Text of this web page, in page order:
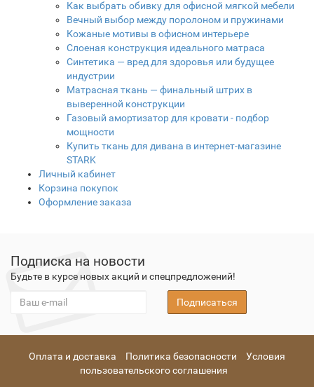
Как выбрать обивку для офисной мягкой мебели
Вечный выбор между поролоном и пружинами
Кожаные мотивы в офисном интерьере
Слоеная конструкция идеального матраса
Синтетика — вред для здоровья или будущее
индустрии
Матрасная ткань — финальный штрих в
выверенной конструкции
Газовый амортизатор для кровати - подбор
мощности
Купить ткань для дивана в интернет-магазине
STARK
Личный кабинет
Корзина покупок
Оформление заказа
Подписка на новости
Будьте в курсе новых акций и спецпредложений!
Подписаться
Оплата и доставка Политика безопасности
Условия
пользовательского соглашения